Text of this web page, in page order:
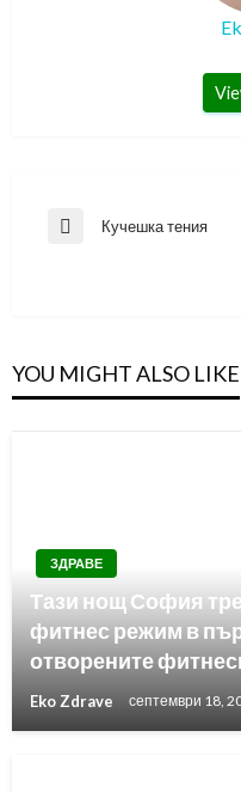
Навигация
Previous
Кучешка тения
YOU MIGHT ALSO LIKE
ЗДРАВЕ
Тази нощ София
фитнес режим в
отворените
Eko Zdrave септември 18,